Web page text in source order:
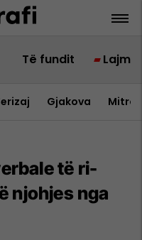
Të fundit Lajme
Gjakova
të ri-
njohjes nga